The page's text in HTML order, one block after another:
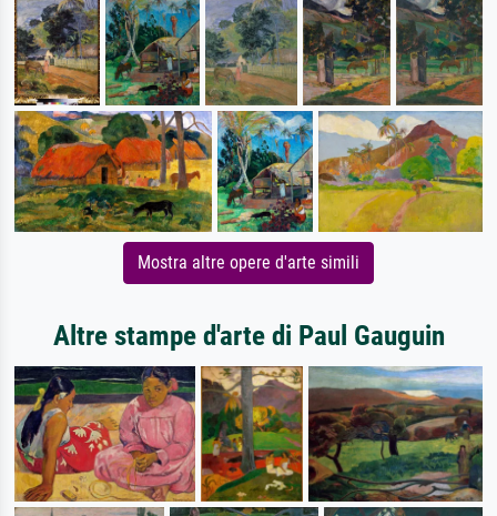
Mostra altre opere d'arte simili
Altre stampe d'arte di Paul Gauguin